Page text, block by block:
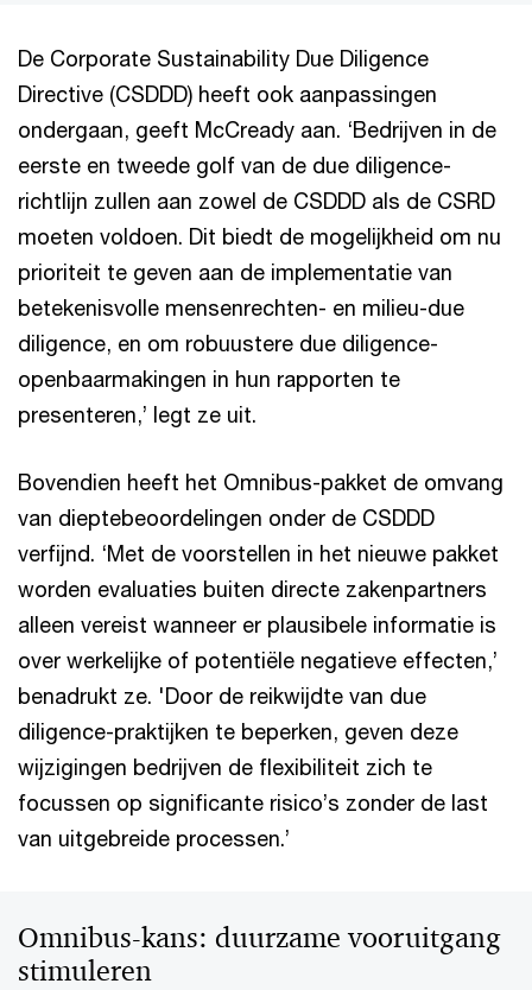
De Corporate Sustainability Due Diligence
Directive (CSDDD) heeft ook aanpassingen
ondergaan, geeft McCready aan. ‘Bedrijven in de
eerste en tweede golf van de due diligence-
richtlijn zullen aan zowel de CSDDD als de CSRD
moeten voldoen. Dit biedt de mogelijkheid om nu
prioriteit te geven aan de implementatie van
betekenisvolle mensenrechten- en milieu-due
diligence, en om robuustere due diligence-
openbaarmakingen in hun rapporten te
presenteren,’ legt ze uit.
Bovendien heeft het Omnibus-pakket de omvang
van dieptebeoordelingen onder de CSDDD
verfijnd. ‘Met de voorstellen in het nieuwe pakket
worden evaluaties buiten directe zakenpartners
alleen vereist wanneer er plausibele informatie is
over werkelijke of potentiële negatieve effecten,’
benadrukt ze. 'Door de reikwijdte van due
diligence-praktijken te beperken, geven deze
wijzigingen bedrijven de flexibiliteit zich te
focussen op significante risico’s zonder de last
van uitgebreide processen.’
Omnibus-kans: duurzame vooruitgang
stimuleren